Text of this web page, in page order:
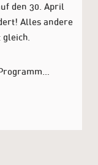
den 30. April
Alles andere
gleich.